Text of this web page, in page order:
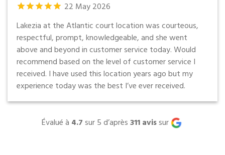
22 May2026
Lakezia at the Atlantic court location was courteous,
respectful, prompt, knowledgeable, and she went
above and beyond in customer service today. Would
recommend based on the level of customer service I
received. I have used this location years ago but my
experience today was the best I’ve ever received.
Évalué à 4.7sur 5 d’après311 avissur